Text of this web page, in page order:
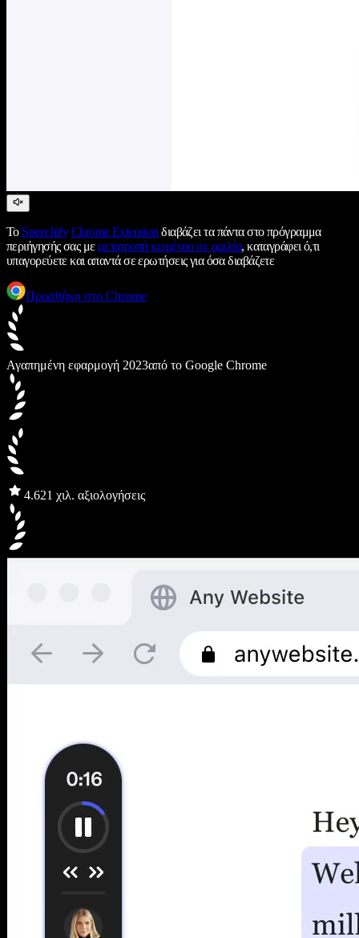
Το Speechify Chrome Extension διαβάζει τα πάντα στο πρόγραμμα
περιήγησής σας με μετατροπή κειμένου σε ομιλία, καταγράφει ό,τι
υπαγορεύετε και απαντά σε ερωτήσεις για όσα διαβάζετε
Προσθήκη στο Chrome
Αγαπημένη εφαρμογή 2023από το Google Chrome
4.621 χιλ. αξιολογήσεις